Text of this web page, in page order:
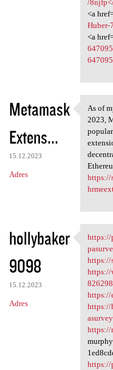
/
<a
Huber-
<a
Metamask
Extens...
15.12.2023
Adres
As of
As of
2023,
https://
hollybaker
9098
15.12.2023
Adres
https://
https://
https://
https://
https://
https://
https://
https://